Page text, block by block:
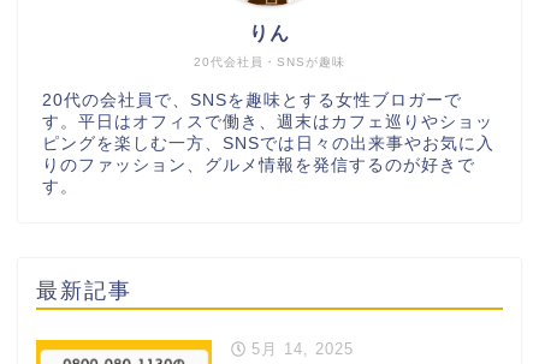
20代会社員・SNSが趣味
りん
20代の会社員で、SNSを趣味とする女性ブロガーで
す。平日はオフィスで働き、週末はカフェ巡りやショッ
ピングを楽しむ一方、SNSでは日々の出来事やお気に入
りのファッション、グルメ情報を発信するのが好きで
す。
最新記事
5月 14, 2025